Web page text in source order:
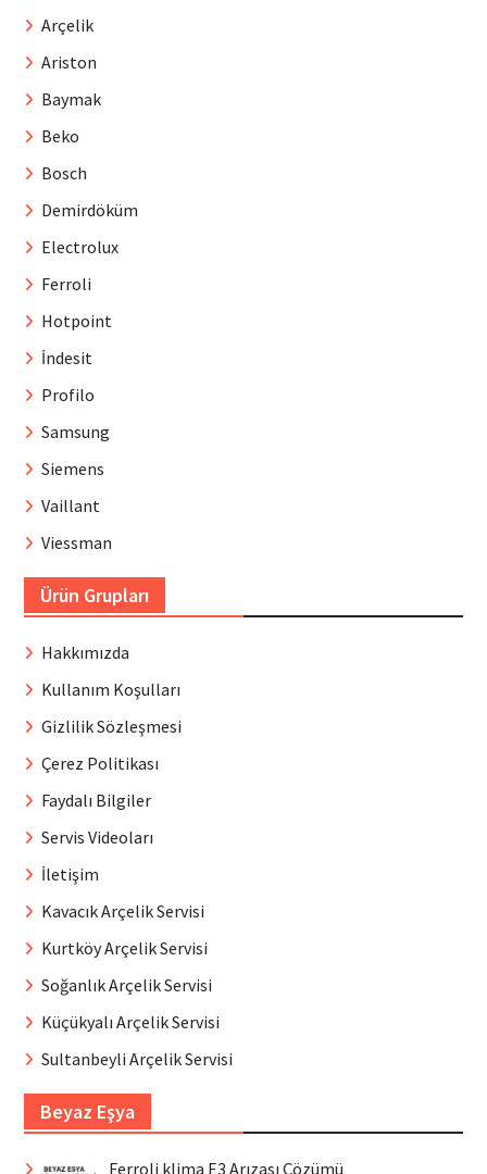
Arçelik
Ariston
Baymak
Beko
Bosch
Demirdöküm
Electrolux
Ferroli
Hotpoint
İndesit
Profilo
Samsung
Siemens
Vaillant
Viessman
Ürün Grupları
Hakkımızda
Kullanım Koşulları
Gizlilik Sözleşmesi
Çerez Politikası
Faydalı Bilgiler
Servis Videoları
İletişim
Kavacık Arçelik Servisi
Kurtköy Arçelik Servisi
Soğanlık Arçelik Servisi
Küçükyalı Arçelik Servisi
Sultanbeyli Arçelik Servisi
Beyaz Eşya
Ferroli klima E3 Arızası Çözümü